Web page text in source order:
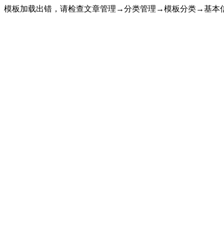
模板加载出错，请检查文章管理→分类管理→模板分类→基本